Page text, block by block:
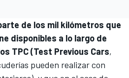
de los mil kilómetros que
disponibles a lo largo de
TPC (Test Previous Cars,
pueden realizar con